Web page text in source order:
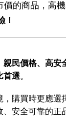
價的商品，高
！
親民價格、高安
首選。
，購買時更應選
安全可靠的正